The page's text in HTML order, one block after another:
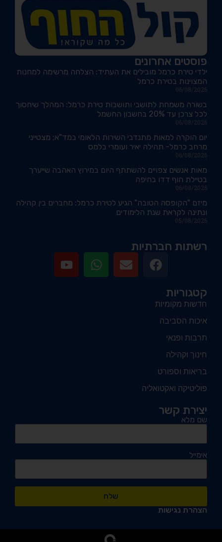
פוסטים אחרונים
ילדי טירת כרמל מובילים את העתיד: הצלחה מרשימה למחנות
המצוינות בטירת כרמל
06/08/2026
בשורה משמחת לתושבי ותושבות טירת כרמל: המהלך שיחסוך
לכל צרכן עד 20% בחשבון החשמל
06/08/2026
יום הוקרה למאות מתנדבי השירות הלאומי במד"א; מצטייני
מרחב כרמל- תהילה יאיר ועומרי בלמס
06/08/2026
מאות אנשים צפויים להשתתף היום במירוץ האהבה שייערך
בטיילת חוף דדו בחיפה
06/08/2026
מיזם "הקופסה הטובה" הגיע לטירת כרמל: מחברים בין קהילה
ונתינה לקראת שנת הלימודים
05/08/2026
רשתות חברתיות
קטגוריות
חדשות מקומיות
איכות הסביבה
תרבות ופנאי
חינוך וקהילה
בריאות וספורט
פוליטיקה ואקטואליה
יצירת קשר
שם מלא
אימייל
שלח
הצהרת נגישות